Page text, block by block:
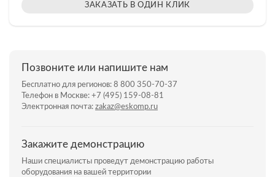
ЗАКАЗАТЬ В ОДИН КЛИК
Позвоните или напишите нам
Бесплатно для регионов: 8 800 350-70-37
Телефон в Москве: +7 (495) 159-08-81
Электронная почта: zakaz@eskomp.ru
Закажите демонстрацию
Наши специалисты проведут демонстрацию работы
оборудования на вашей территории